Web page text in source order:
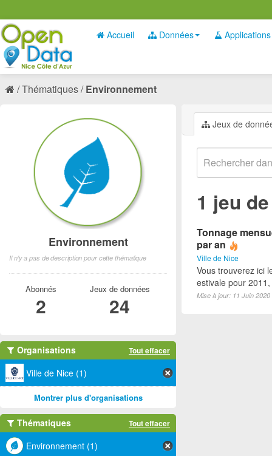
Accueil Données Applications
Thématiques Environnement
Jeux de
1 jeu
Tonnage
par an
Ville de Nice
Vous trouverez ici
estivale pour
Mise à jour: 11 Juin 2020
Environnement
Il n'y a pas de description pour cette thématique
Abonnés
2
Jeux de données
24
Organisations Tout effacer
Ville de Nice (1)
Montrer plus d'organisations
Thématiques Tout effacer
Environnement (1)